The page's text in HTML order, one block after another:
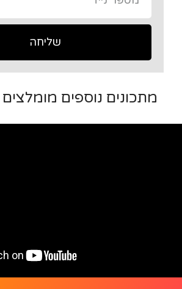
שליחה
מתכונים נוספים מומלצים